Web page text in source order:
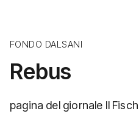
FONDO DALSANI
Rebus
pagina del giornale Il